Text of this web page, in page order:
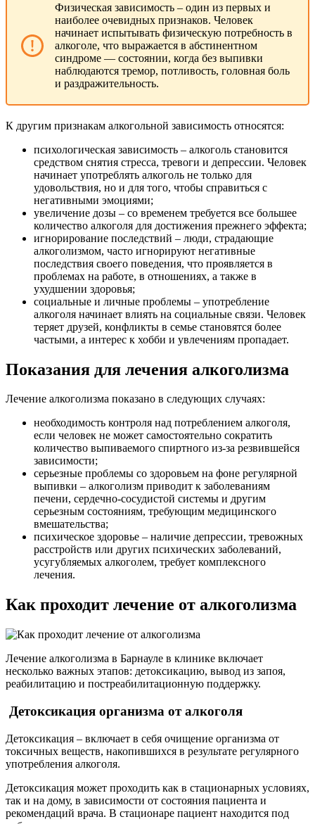
Физическая зависимость – один из первых и
наиболее очевидных признаков. Человек
начинает испытывать физическую потребность в
алкоголе, что выражается в абстинентном
синдроме — состоянии, когда без выпивки
наблюдаются тремор, потливость, головная боль
и раздражительность.
К другим признакам алкогольной зависимость относятся:
психологическая зависимость – алкоголь становится
средством снятия стресса, тревоги и депрессии. Человек
начинает употреблять алкоголь не только для
удовольствия, но и для того, чтобы справиться с
негативными эмоциями;
увеличение дозы – со временем требуется все большее
количество алкоголя для достижения прежнего эффекта;
игнорирование последствий – люди, страдающие
алкоголизмом, часто игнорируют негативные
последствия своего поведения, что проявляется в
проблемах на работе, в отношениях, а также в
ухудшении здоровья;
социальные и личные проблемы – употребление
алкоголя начинает влиять на социальные связи. Человек
теряет друзей, конфликты в семье становятся более
частыми, а интерес к хобби и увлечениям пропадает.
Показания для лечения алкоголизма
Лечение алкоголизма показано в следующих случаях:
необходимость контроля над потреблением алкоголя,
если человек не может самостоятельно сократить
количество выпиваемого спиртного из-за резвившейся
зависимости;
серьезные проблемы со здоровьем на фоне регулярной
выпивки – алкоголизм приводит к заболеваниям
печени, сердечно-сосудистой системы и другим
серьезным состояниям, требующим медицинского
вмешательства;
психическое здоровье – наличие депрессии, тревожных
расстройств или других психических заболеваний,
усугубляемых алкоголем, требует комплексного
лечения.
Как проходит лечение от алкоголизма
Лечение алкоголизма в Барнауле в клинике включает
несколько важных этапов: детоксикацию, вывод из запоя,
реабилитацию и постреабилитационную поддержку.
Детоксикация организма от алкоголя
Детоксикация – включает в себя очищение организма от
токсичных веществ, накопившихся в результате регулярного
употребления алкоголя.
Детоксикация может проходить как в стационарных условиях,
так и на дому, в зависимости от состояния пациента и
рекомендаций врача. В стационаре пациент находится под